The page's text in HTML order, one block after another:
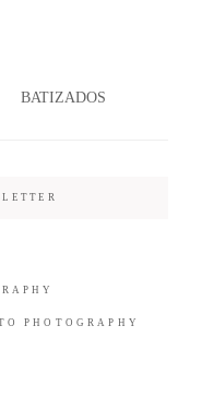
BATIZADOS
PHOTOGRAPHY